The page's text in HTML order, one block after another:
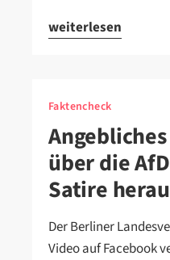
weiterlesen
Faktencheck
über die
Satire
Der Berliner
Video auf Facebook